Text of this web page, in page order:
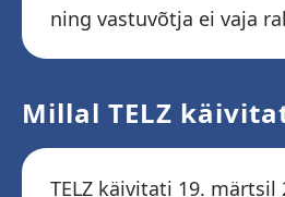
ning vastuvõtja ei vaja
Millal TELZ
TELZ käivitati 19. märtsil